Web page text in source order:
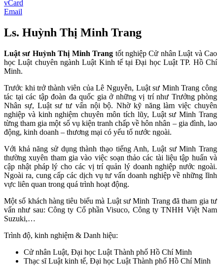
vCard
Email
Ls. Huỳnh Thị Minh Trang
Luật sư Huỳnh Thị Minh Trang tốt nghiệp Cử nhân Luật và Cao
học Luật chuyên ngành Luật Kinh tế tại Đại học Luật TP. Hồ Chí
Minh.
Trước khi trở thành viên của Lê Nguyễn, Luật sư Minh Trang công
tác tại các tập đoàn đa quốc gia ở những vị trí như Trưởng phòng
Nhân sự, Luật sư tư vấn nội bộ. Nhờ kỹ năng làm việc chuyên
nghiệp và kinh nghiệm chuyên môn tích lũy, Luật sư Minh Trang
từng tham gia một số vụ kiện tranh chấp về hôn nhân – gia đình, lao
động, kinh doanh – thương mại có yếu tố nước ngoài.
Với khả năng sử dụng thành thạo tiếng Anh, Luật sư Minh Trang
thường xuyên tham gia vào việc soạn thảo các tài liệu tập huấn và
cập nhật pháp lý cho các vị trí quản lý doanh nghiệp nước ngoài.
Ngoài ra, cung cấp các dịch vụ tư vấn doanh nghiệp về những lĩnh
vực liên quan trong quá trình hoạt động.
Một số khách hàng tiêu biểu mà Luật sư Minh Trang đã tham gia tư
vấn như sau: Công ty Cổ phần Visuco, Công ty TNHH Việt Nam
Suzuki,…
Trình độ, kinh nghiệm & Danh hiệu:
Cử nhân Luật, Đại học Luật Thành phố Hồ Chí Minh
Thạc sĩ Luật kinh tế, Đại học Luật Thành phố Hồ Chí Minh